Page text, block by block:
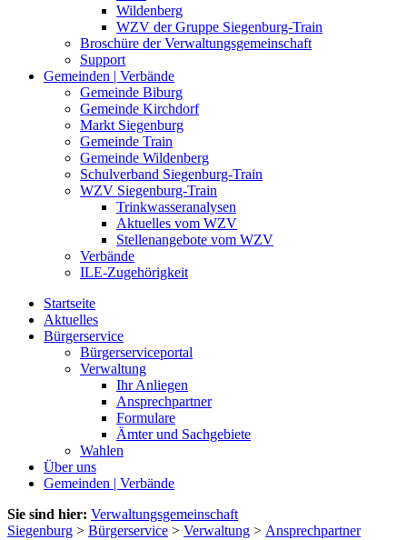
Wildenberg
WZV der Gruppe Siegenburg-Train
Broschüre der Verwaltungsgemeinschaft
Support
Gemeinden | Verbände
Gemeinde Biburg
Gemeinde Kirchdorf
Markt Siegenburg
Gemeinde Train
Gemeinde Wildenberg
Schulverband Siegenburg-Train
WZV Siegenburg-Train
Trinkwasseranalysen
Aktuelles vom WZV
Stellenangebote vom WZV
Verbände
ILE-Zugehörigkeit
Startseite
Aktuelles
Bürgerservice
Bürgerserviceportal
Verwaltung
Ihr Anliegen
Ansprechpartner
Formulare
Ämter und Sachgebiete
Wahlen
Über uns
Gemeinden | Verbände
Sie sind hier: Verwaltungsgemeinschaft
Siegenburg > Bürgerservice > Verwaltung > Ansprechpartner